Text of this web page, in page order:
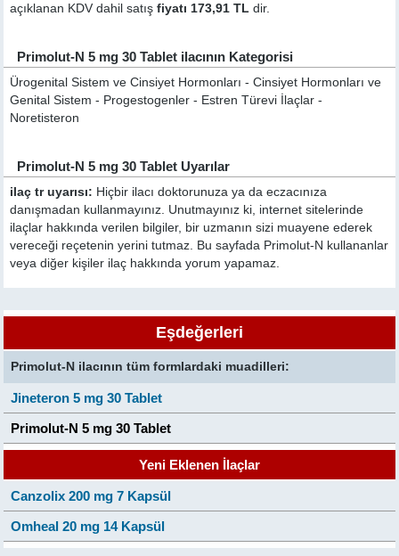
açıklanan KDV dahil satışfiyatı 173,91 TL dir.
Primolut-N 5 mg 30 Tablet ilacının Kategorisi
Ürogenital Sistem ve Cinsiyet Hormonları - Cinsiyet Hormonları ve
Genital Sistem - Progestogenler - Estren Türevi İlaçlar -
Noretisteron
Primolut-N 5 mg 30 Tablet Uyarılar
ilaç tr uyarısı: Hiçbir ilacı doktorunuza ya da eczacınıza
danışmadan kullanmayınız. Unutmayınız ki, internet sitelerinde
ilaçlar hakkında verilen bilgiler, bir uzmanın sizi muayene ederek
vereceği reçetenin yerini tutmaz. Bu sayfada Primolut-N kullananlar
veya diğer kişiler ilaç hakkında yorum yapamaz.
Eşdeğerleri
Primolut-N ilacının tüm formlardaki muadilleri:
Jineteron 5 mg 30 Tablet
Primolut-N 5 mg 30 Tablet
Yeni Eklenen İlaçlar
Canzolix 200 mg 7 Kapsül
Omheal 20 mg 14 Kapsül